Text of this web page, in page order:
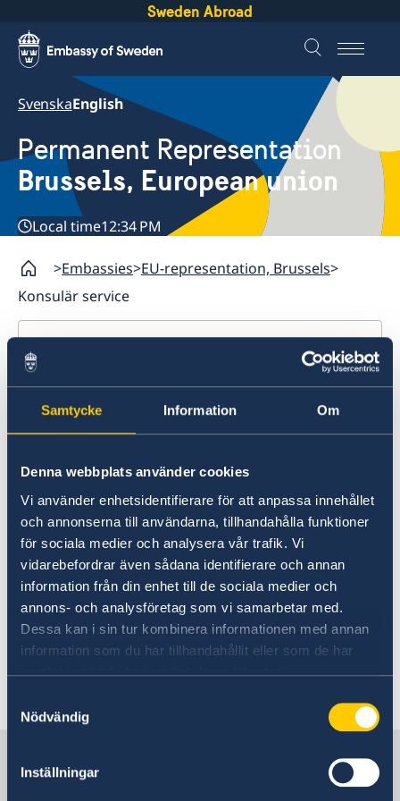
Samtycke Information Om
Denna webbplats använder cookies
Vi använder enhetsidentifierare för att anpassa innehållet
och annonserna till användarna, tillhandahålla funktioner
för sociala medier och analysera vår trafik. Vi
vidarebefordrar även sådana identifierare och annan
information från din enhet till de sociala medier och
annons- och analysföretag som vi samarbetar med.
Dessa kan i sin tur kombinera informationen med annan
information som du har tillhandahållit eller som de har
samlat in när du har använt deras tjänster.
Nödvändig
Inställningar
Sweden Abroad
SvenskaEnglish
Permanent Representation
Brussels, European union
Local time12:34 PM
Embassies EU-representation, Brussels
Konsulär service
EU-representation, Brussels
Contact
About us
Where can i find service to
Swedish citizens in
Belgium?
Contact the Consulate General in
Brussels for service to Swedish
citizens.
Contact theSwedish Embassy in Brussels for
service to Swedish citizens.
Sweden in the European Union